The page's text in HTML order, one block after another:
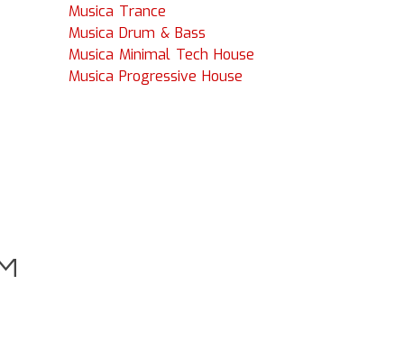
Musica Trance
Musica Drum & Bass
Musica Minimal Tech House
Musica Progressive House